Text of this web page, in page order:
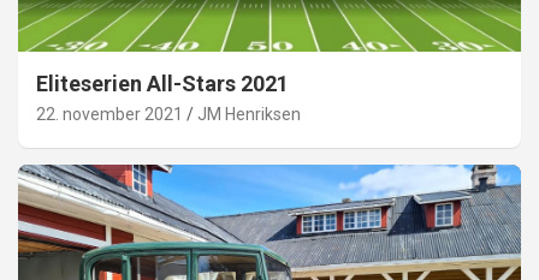
Eliteserien All-Stars 2021
22. november 2021 JM Henriksen